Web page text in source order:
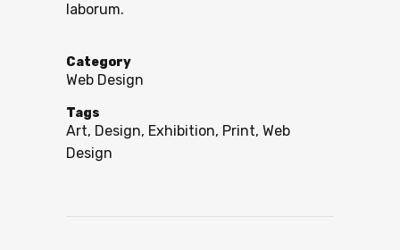
laborum.
Category
Web Design
Tags
Art, Design, Exhibition, Print, Web
Design